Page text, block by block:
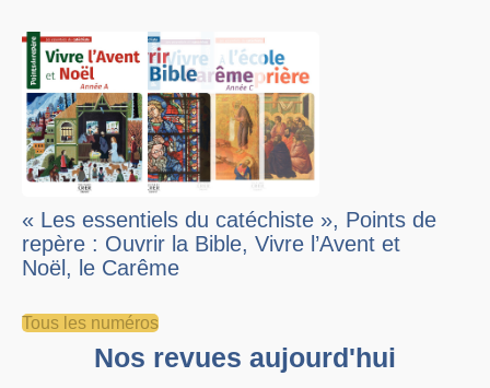
« Les essentiels du catéchiste », Points de
repère : Ouvrir la Bible, Vivre l’Avent et
Noël, le Carême
Tous les numéros
Nos revues aujourd'hui